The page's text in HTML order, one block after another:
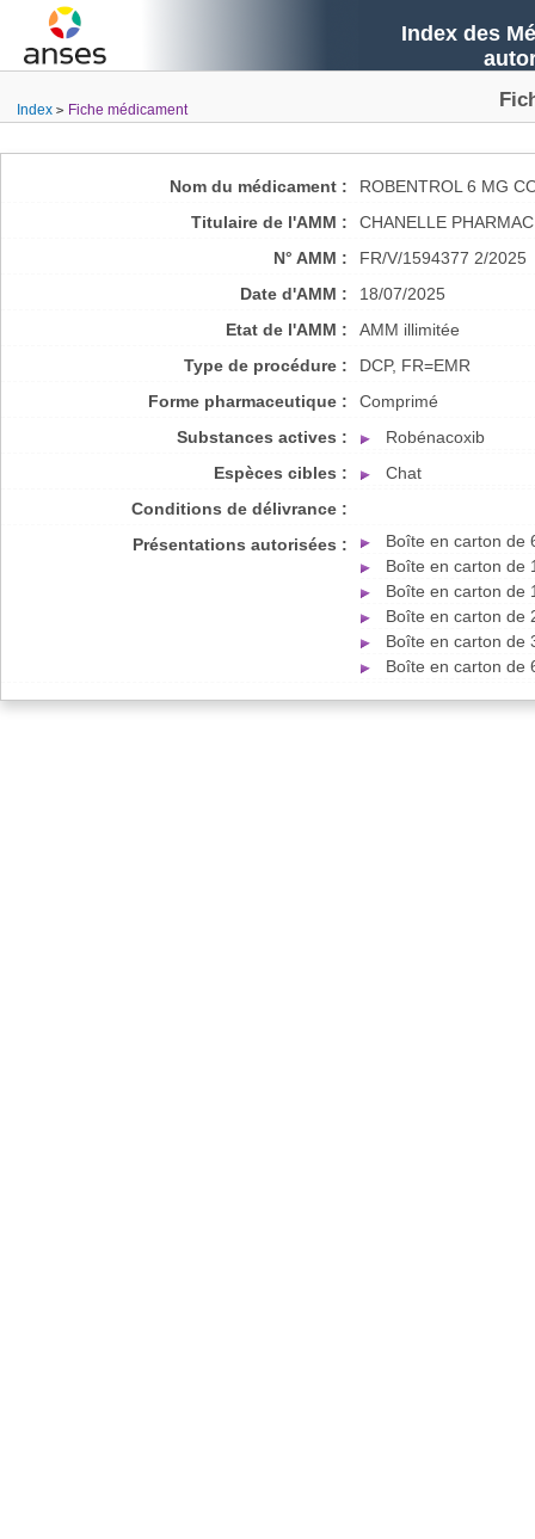
Index des
Index Fiche médicament
Nom du médicament :
ROBENTROL 6 MG
Titulaire de l'AMM :
CHANELLE
N° AMM :
FR/V/1594377 2/2025
Date d'AMM :
18/07/2025
Etat de l'AMM :
AMM illimitée
Type de procédure :
DCP, FR=EMR
Forme pharmaceutique :
Comprimé
Substances actives :
Robénacoxib
Espèces cibles :
Chat
Conditions de délivrance :
Présentations autorisées :
Boîte en carton de
Boîte en carton de
Boîte en carton de
Boîte en carton de
Boîte en carton de
Boîte en carton de